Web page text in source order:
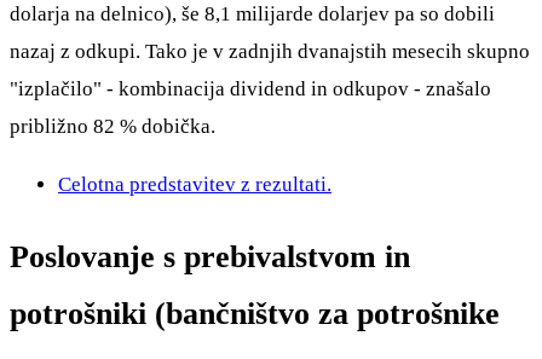
dolarja na delnico), še 8,1 milijarde dolarjev pa so dobili
nazaj z odkupi. Tako je v zadnjih dvanajstih mesecih skupno
"izplačilo" - kombinacija dividend in odkupov - znašalo
približno 82 % dobička.
Celotna predstavitev z rezultati.
Poslovanje s prebivalstvom in
potrošniki (bančništvo za potrošnike